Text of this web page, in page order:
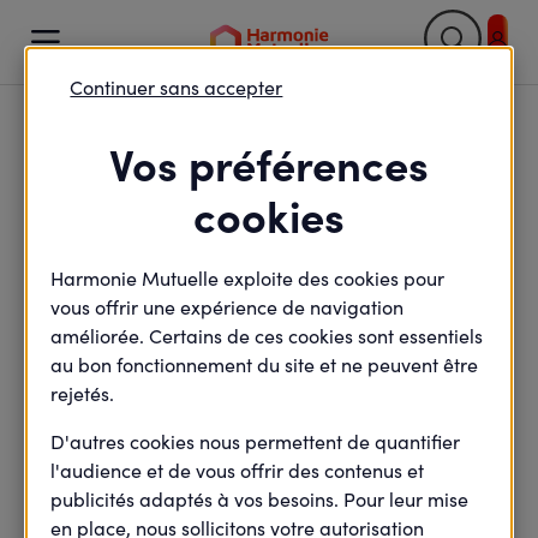

Le sport en entreprise,
un atout pour vos
collaborateurs
Mis à jour le17 mai 2021
Vos préférences
cookies
Harmonie Mutuelle exploite des cookies pour
vous offrir une expérience de navigation
améliorée. Certains de ces cookies sont essentiels
au bon fonctionnement du site et ne peuvent être
rejetés.
D'autres cookies nous permettent de quantifier
l'audience et de vous offrir des contenus et
publicités adaptés à vos besoins. Pour leur mise
en place, nous sollicitons votre autorisation
Continuer sans accepter